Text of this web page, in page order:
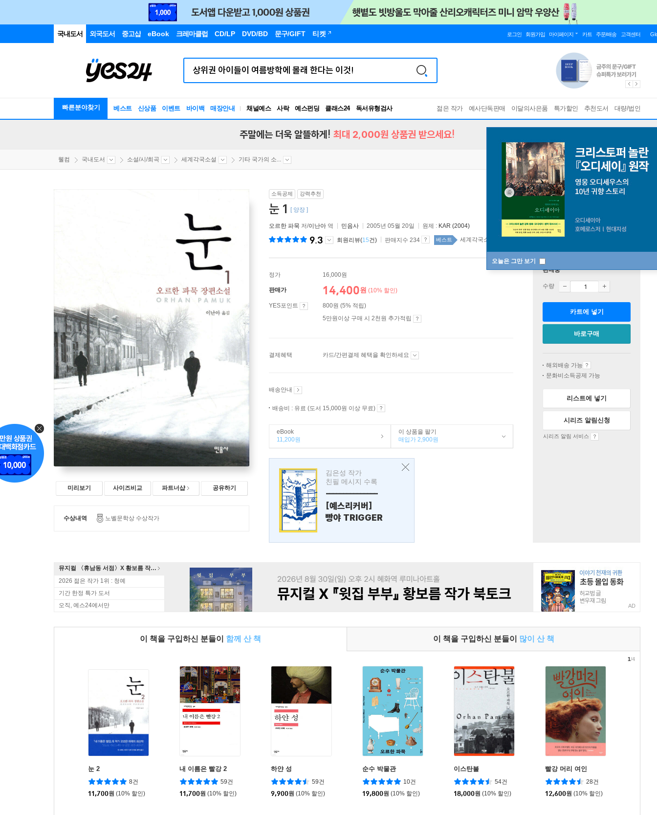
국내도서 외국도서 중고샵 eBook 크레마클럽 CD/LP DVD/BD 문구/GIFT 티켓 로그인 회원가입 마이페이지 카트 주문/배송 고객센터
빠른분야찾기 베스트 신상품 이벤트 바이백 매장안내 채널예스 사락 예스펀딩 클래스24
독서유형검사
RBTI Lab
젊은 작가 예사단독판매 이달의사은품 특가할인 추천도서 대량/법인
오늘은 그만 보기
주말에는 더욱 알뜰하게! 최대 2,000원 상품권 받으세요!
웰컴 국내도서 소설/시/희곡 세계각국소설 기타 국가의 소...
미리보기 사이즈비교 파트너샵 공유하기
수상내역 노벨문학상 수상작가
소득공제 강력추천
눈 1 [ 양장 ]
오르한 파묵 저/이난아 역 민음사 2005년 05월 20일 원제 : KAR (2004)
9.3 회원리뷰(15건) 판매지수 234 베스트 세계각국소설 top100 18주
정가 16,000원
판매가 14,400원 (10% 할인)
YES포인트
800원 (5% 적립)
5만원이상 구매 시 2천원 추가적립
결제혜택 카드/간편결제 혜택을 확인하세요
배송안내
배송비 : 유료 (도서 15,000원 이상 무료)
eBook
11,200원
이 상품을 팔기
매입가 2,900원
김은성 작가
친필 메시지 수록
---------------
[예스리커버]
빵야 TRIGGER
판매중
수량
카트에 넣기
바로구매
해외배송 가능
문화비소득공제 가능
리스트에 넣기
시리즈 알림신청
시리즈 알림 서비스
뮤지컬 〈휴남동 서점〉X 황보름 작가 북토크
2026 젊은 작가 1위 : 청예
기간 한정 특가 도서
오직, 예스24에서만
AD
이 책을 구입하신 분들이 함께 산 책 이 책을 구입하신 분들이 많이 산 책
눈 2
8건
11,700원 (10% 할인)
내 이름은 빨강 2
59건
11,700원 (10% 할인)
하얀 성
59건
9,900원 (10% 할인)
순수 박물관
10건
19,800원 (10% 할인)
이스탄불
54건
18,000원 (10% 할인)
빨강 머리 여인
28건
12,600원 (10% 할인)
1/4